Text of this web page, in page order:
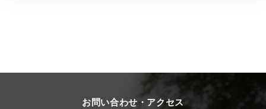
お問い合わせ・アクセス